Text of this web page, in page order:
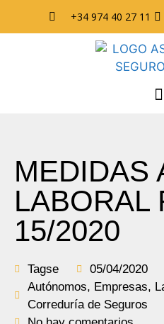
+34 974 40 27 11
MEDIDAS
LABORAL
15/2020
Tagse
05/04/2020
Autónomos, Empresas,
Correduría de Seguros